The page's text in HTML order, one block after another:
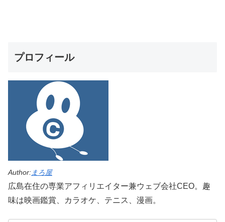
プロフィール
Author:まろ屋
広島在住の専業アフィリエイター兼ウェブ会社CEO。趣
味は映画鑑賞、カラオケ、テニス、漫画。